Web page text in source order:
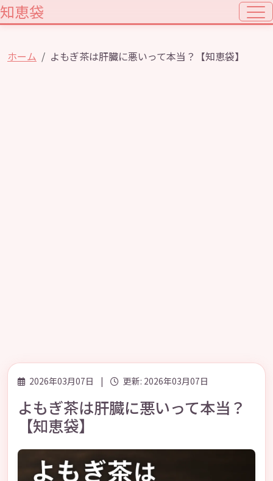
知恵袋
ホーム よもぎ茶は肝臓に悪いって本当？【知恵袋】
2026年03月07日 | 更新: 2026年03月07日
よもぎ茶は肝臓に悪いって本当？
【知恵袋】